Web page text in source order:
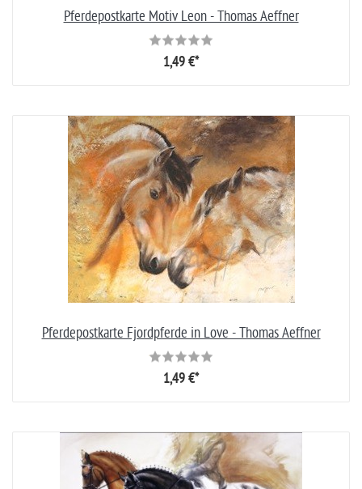
Pferdepostkarte Motiv Leon - Thomas Aeffner
1,49 €*
Pferdepostkarte Fjordpferde in Love - Thomas Aeffner
1,49 €*